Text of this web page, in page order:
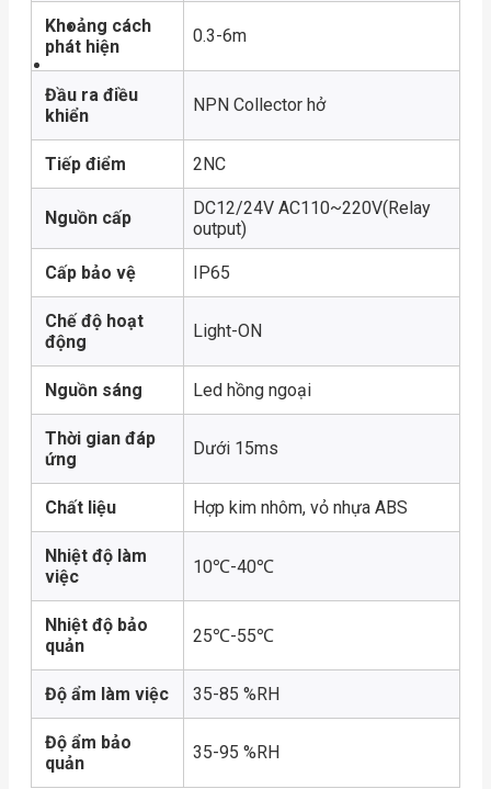
Khoảng cách
phát hiện
0.3-6m
Đầu ra điều
khiển
NPN Collector hở
Tiếp điểm 2NC
Nguồn cấp
DC12/24V AC110~220V(Relay
output)
Cấp bảo vệ IP65
Chế độ hoạt
động
Light-ON
Nguồn sáng Led hồng ngoại
Thời gian đáp
ứng
Dưới 15ms
Chất liệu Hợp kim nhôm, vỏ nhựa ABS
Nhiệt độ làm
việc
10℃-40℃
Nhiệt độ bảo
quản
25℃-55℃
Độ ẩm làm việc 35-85 %RH
Độ ẩm bảo
quản
35-95 %RH